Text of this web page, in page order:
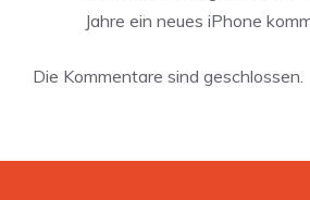
Jahre ein neues iPhone
Die Kommentare sind geschlossen.